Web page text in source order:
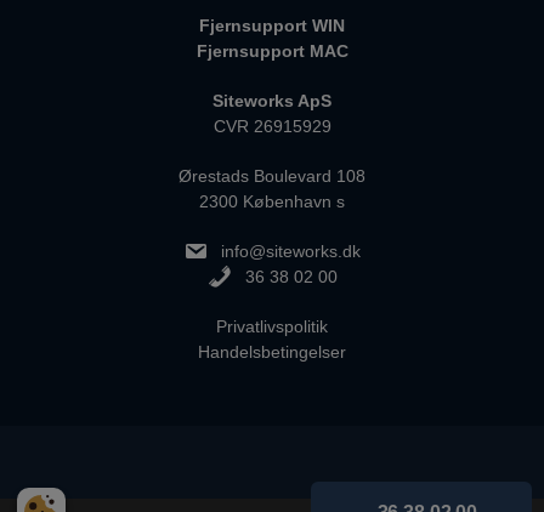
Fjernsupport WIN
Fjernsupport MAC
Siteworks ApS
CVR 26915929
Ørestads Boulevard 108
2300 København s
info@siteworks.dk
36 38 02 00
Privatlivspolitik
Handelsbetingelser